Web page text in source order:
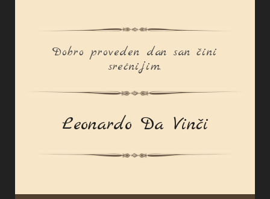
Dobro proveden dan san čini
srećnijim.
Leonardo Da Vinči